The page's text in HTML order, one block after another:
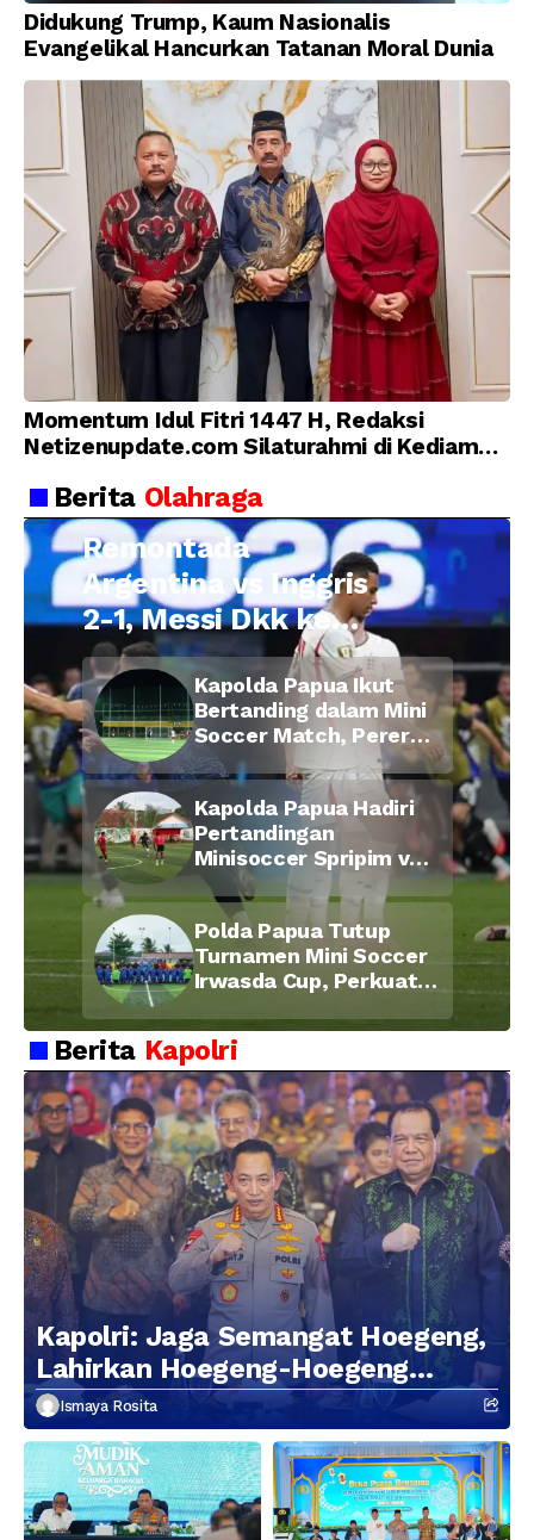
Didukung Trump, Kaum Nasionalis
Evangelikal Hancurkan Tatanan Moral Dunia
Momentum Idul Fitri 1447 H, Redaksi
Netizenupdate.com Silaturahmi di Kediaman
Berita Olahraga
Remontada
Argentina vs Inggris
2-1, Messi Dkk ke
Final Piala Dunia
2026
Kapolda Papua Ikut
Bertanding dalam Mini
Soccer Match, Pererat
Kebersamaan Personel
di Bulan Ramadan
Kapolda Papua Hadiri
Pertandingan
Minisoccer Spripim vs
Bid Propam, Pererat
Soliditas dan
Kebersamaan Personel
Polda Papua Tutup
Turnamen Mini Soccer
Irwasda Cup, Perkuat
Kebersamaan Personel
Berita Kapolri
Kapolri: Jaga Semangat Hoegeng,
Lahirkan Hoegeng-Hoegeng
Berikutnya
Ismaya Rosita